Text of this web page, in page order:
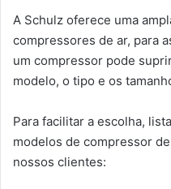
A Schulz oferece uma
compressores de ar, para
um compressor pode
modelo, o tipo e os
Para facilitar a escolha,
modelos de compressor
nossos clientes: